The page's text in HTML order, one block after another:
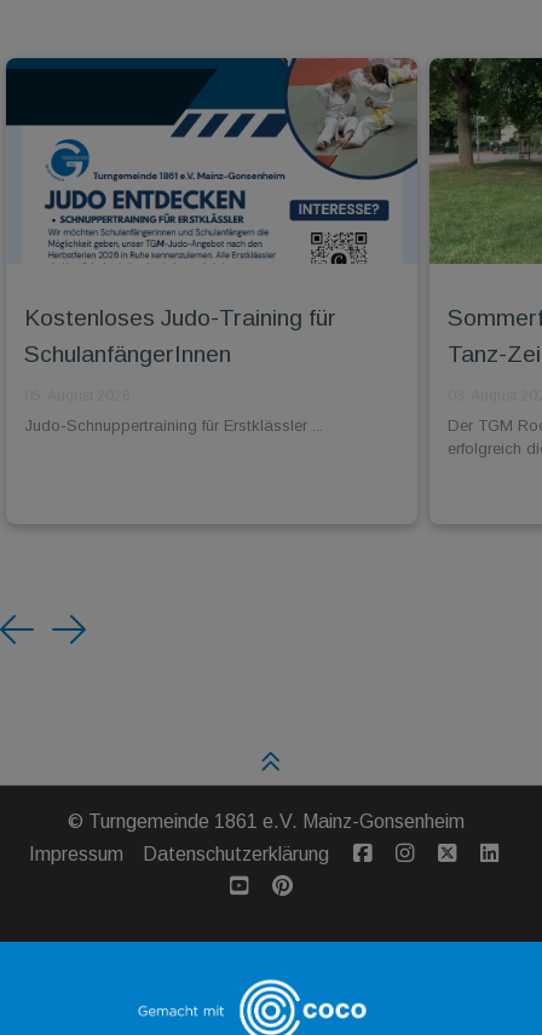
Kostenloses Judo-Training für
SchulanfängerInnen
Judo-Schnuppertraining für Erstklässler ...
Tanz-
Der TGM
erfolgreich
Previous
Next
© Turngemeinde 1861 e.V. Mainz-Gonsenheim
Impressum
Datenschutzerklärung